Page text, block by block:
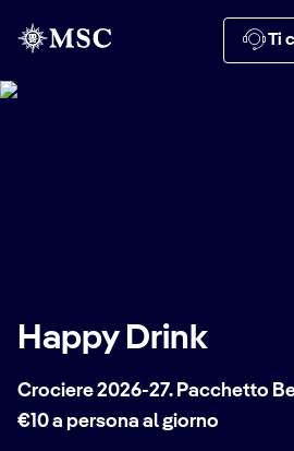
Ti
Happy Drink
Crociere 2026-27. Pacchetto
€10 a persona al giorno